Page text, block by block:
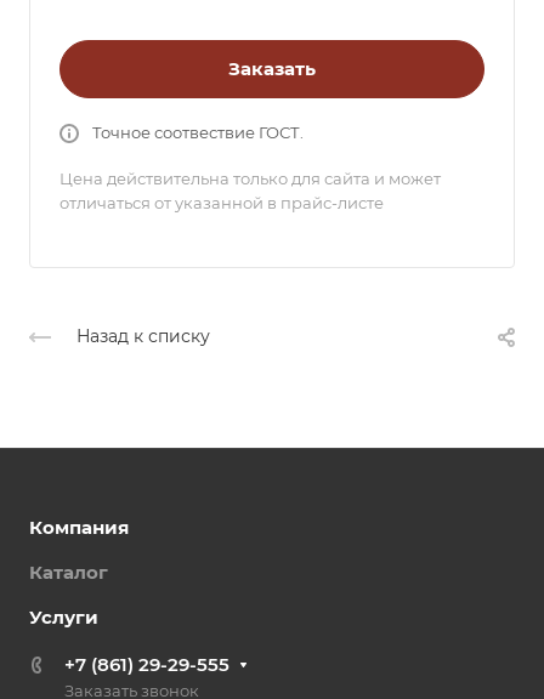
Заказать
Точное соотвествие ГОСТ.
Цена действительна только для сайта и может
отличаться от указанной в прайс-листе
Назад к списку
Компания
Каталог
Услуги
+7 (861) 29-29-555
Заказать звонок